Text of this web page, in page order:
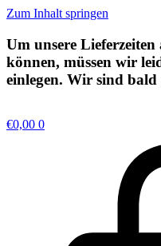
Zum Inhalt springen
Um unsere
können, müssen wir
einlegen. Wir sind
€0,00 0